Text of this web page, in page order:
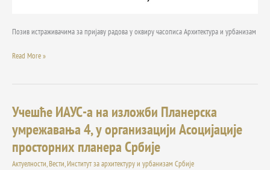
Позив истраживачима за пријаву радова у оквиру часописа Архитектура и урбанизам
Read More »
Учешће ИАУС-а на изложби Планерска
умрежавања 4, у организацији Асоцијације
просторних планeра Србије
Актуелности,Вести,Институт за архитектуру и урбанизам Србије
Учешће
а
на
изложби